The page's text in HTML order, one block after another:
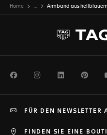
Home ... Armband aus
FacebookInstagramLinkedIn
FINDEN SIE EINE
FÜR DEN NEWSLETTER